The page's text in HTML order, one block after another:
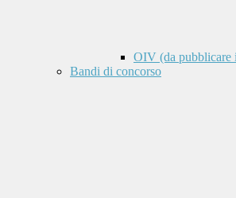
OIV (da pubblicare
Bandi di concorso